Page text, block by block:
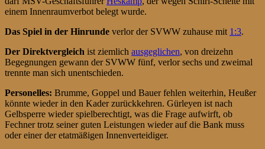
einem Innenraumverbot belegt wurde.
Das Spiel in der Hinrunde verlor der SVWW zuhause mit 1:3.
Der Direktvergleich ist ziemlich ausgeglichen, von dreizehn
Begegnungen gewann der SVWW fünf, verlor sechs und zweimal
trennte man sich unentschieden.
Personelles: Brumme, Goppel und Bauer fehlen weiterhin, Heußer
könnte wieder in den Kader zurückkehren. Gürleyen ist nach
Gelbsperre wieder spielberechtigt, was die Frage aufwirft, ob
Fechner trotz seiner guten Leistungen wieder auf die Bank muss
oder einer der etatmäßigen Innenverteidiger.